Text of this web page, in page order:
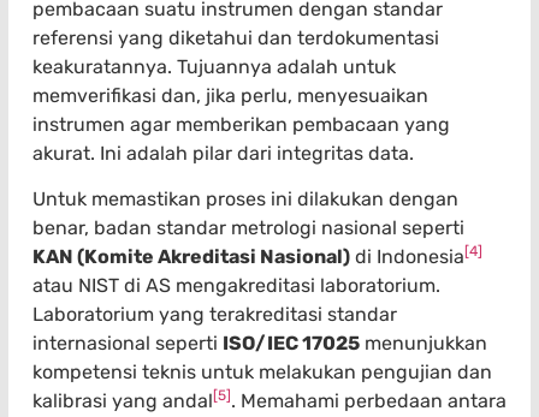
pembacaan suatu instrumen dengan standar
referensi yang diketahui dan terdokumentasi
keakuratannya. Tujuannya adalah untuk
memverifikasi dan, jika perlu, menyesuaikan
instrumen agar memberikan pembacaan yang
akurat. Ini adalah pilar dari integritas data.
Untuk memastikan proses ini dilakukan dengan
benar, badan standar metrologi nasional seperti
KAN (Komite Akreditasi Nasional) di Indonesia [4]
atau NIST di AS mengakreditasi laboratorium.
Laboratorium yang terakreditasi standar
internasional seperti ISO/IEC 17025 menunjukkan
kompetensi teknis untuk melakukan pengujian dan
kalibrasi yang andal [5] . Memahami perbedaan antara